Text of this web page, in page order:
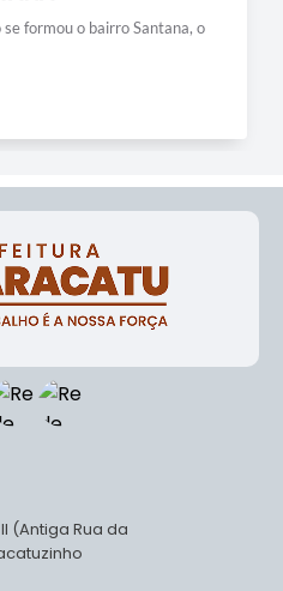
formou o bairro Santana, o
(Antiga Rua da